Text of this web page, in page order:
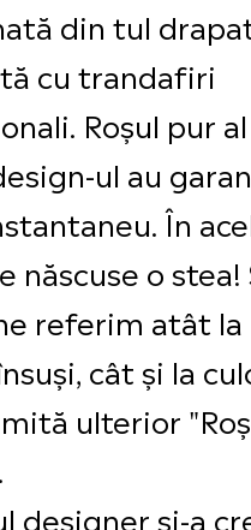
din tul
cu trandafiri
Roșul pur al
ul au
În
născuse o stea!
referim atât la
cât și la
ulterior
designer și-a